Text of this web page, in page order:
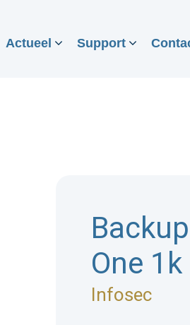
Actueel Support
One 1k
Infosec